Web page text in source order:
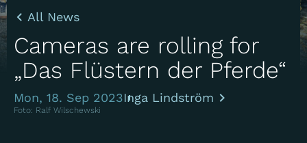
All News
Cameras are rolling for
„Das Flüstern der Pferde“
Mon, 18. Sep 2023Inga Lindström
Foto: Ralf Wilschewski